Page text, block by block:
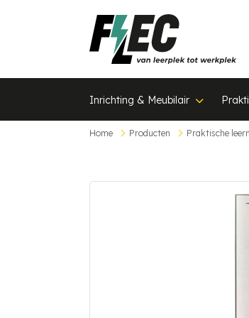
Inrichting & Meubilair
Home Producten Praktische